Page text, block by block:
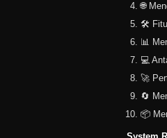
🌐
🛠️
📊
💻
🚀
🔄
📦